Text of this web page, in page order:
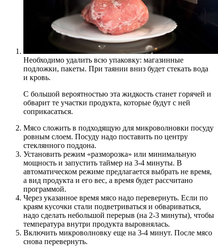
Необходимо удалить всю упаковку: магазинные
подложки, пакеты. При таянии вниз будет стекать вода
и кровь.
С большой вероятностью эта жидкость станет горячей и
обварит те участки продукта, которые будут с ней
соприкасаться.
Мясо сложить в подходящую для микроволновки посуду
ровным слоем. Посуду надо поставить по центру
стеклянного поддона.
Установить режим «разморозка» или минимальную
мощность и запустить таймер на 3-4 минуты. В
автоматическом режиме предлагается выбрать не время,
а вид продукта и его вес, а время будет рассчитано
программой.
Через указанное время мясо надо перевернуть. Если по
краям кусочки стали подветриваться и обвариваться,
надо сделать небольшой перерыв (на 2-3 минуты), чтобы
температура внутри продукта выровнялась.
Включить микроволновку еще на 3-4 минут. После мясо
снова перевернуть.